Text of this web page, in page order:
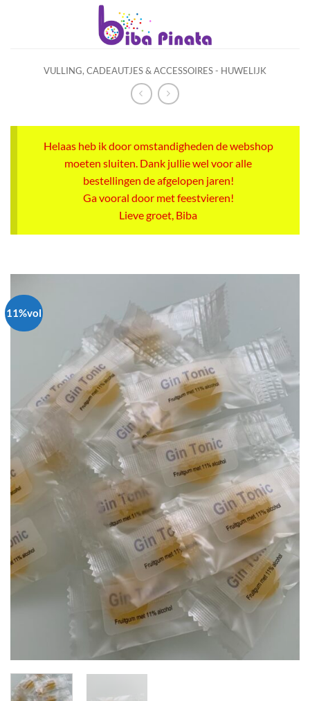
VULLING, CADEAUTJES & ACCESSOIRES - HUWELIJK
Helaas heb ik door omstandigheden de webshop
moeten sluiten. Dank jullie wel voor alle
bestellingen de afgelopen jaren!
Ga vooral door met feestvieren!
Lieve groet, Biba
11%vol